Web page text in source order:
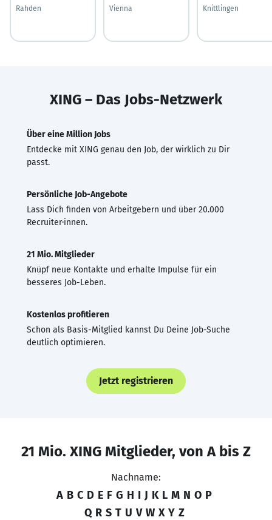
Rahden
Vienna
Knittlingen
XING – Das Jobs-Netzwerk
Über eine Million Jobs
Entdecke mit XING genau den Job, der wirklich zu Dir
passt.
Persönliche Job-Angebote
Lass Dich finden von Arbeitgebern und über 20.000
Recruiter·innen.
21 Mio. Mitglieder
Knüpf neue Kontakte und erhalte Impulse für ein
besseres Job-Leben.
Kostenlos profitieren
Schon als Basis-Mitglied kannst Du Deine Job-Suche
deutlich optimieren.
Jetzt registrieren
21 Mio. XING Mitglieder, von A bis Z
Nachname:
A B C D E F G H I J K L M N O P
Q R S T U V W X Y Z